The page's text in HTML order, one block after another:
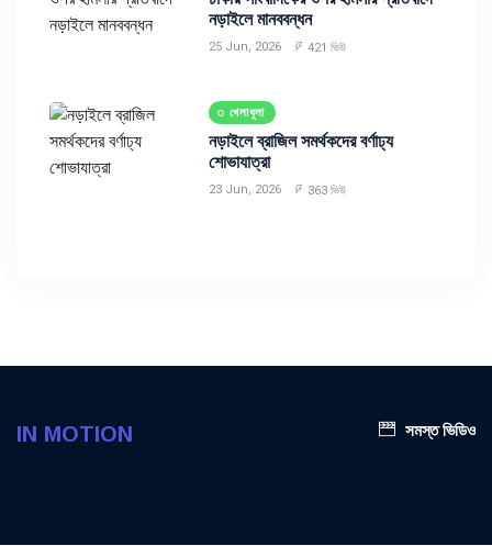
নড়াইলে মানববন্ধন
25 Jun, 2026 421 ভিউ
খেলাধুলা
নড়াইলে ব্রাজিল সমর্থকদের বর্ণাঢ্য
শোভাযাত্রা
23 Jun, 2026 363 ভিউ
IN MOTION সমস্ত ভিডিও